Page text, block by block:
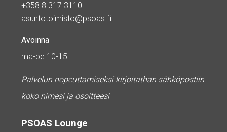
+358 8 317 3110
asuntotoimisto@psoas.fi
Avoinna
ma-pe 10-15
Palvelun nopeuttamiseksi kirjoitathan sähköpostiin
koko nimesi ja osoitteesi
PSOAS Lounge